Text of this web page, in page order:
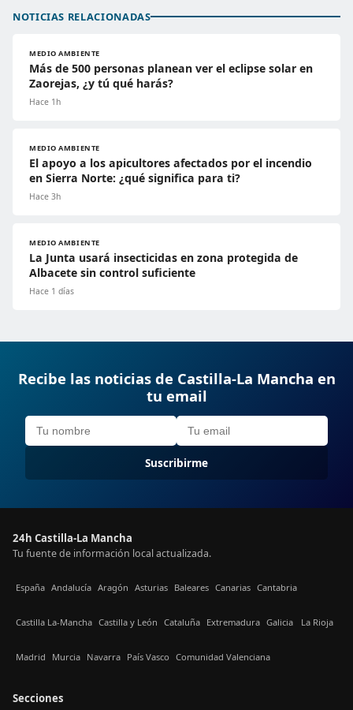
NOTICIAS RELACIONADAS
MEDIO AMBIENTE
Más de 500 personas planean ver el eclipse solar en
Zaorejas, ¿y tú qué harás?
Hace 1h
MEDIO AMBIENTE
El apoyo a los apicultores afectados por el incendio
en Sierra Norte: ¿qué significa para ti?
Hace 3h
MEDIO AMBIENTE
La Junta usará insecticidas en zona protegida de
Albacete sin control suficiente
Hace 1 días
Recibe las noticias de Castilla-La Mancha en
tu email
Suscribirme
24h Castilla-La Mancha
Tu fuente de información local actualizada.
España Andalucía Aragón Asturias Baleares Canarias Cantabria
Castilla La-Mancha Castilla y León Cataluña Extremadura Galicia La Rioja
Madrid Murcia Navarra País Vasco Comunidad Valenciana
Secciones